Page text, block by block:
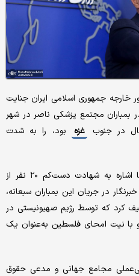
خارجه جمهوری اسلامی ایران جنایت
بمباران مجتمع پزشکی ناصر در شهر
در جنوب
غزه
بود، را به شدت
سخنگوی وزارت امور خارجه ایران با اشاره به شهادت دست‌کم ۲۰ نفر از
بیماران و کادر درمان و همچنین ۵ خبرنگار در جریان این بمباران سبعانه،
کرد که توسط رژیم صهیونیستی در
نیت امحای فلسطین به‌عنوان یک
مجامع جهانی و مدعی حقوق